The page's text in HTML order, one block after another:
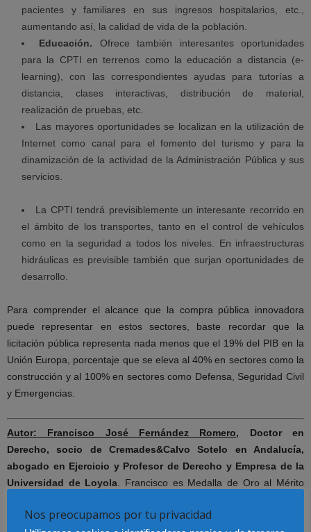
pacientes y familiares en sus ingresos hospitalarios, etc.,
aumentando así, la calidad de vida de la población.
Educación. Ofrece también interesantes oportunidades
para la CPTI en terrenos como la educación a distancia (e-
learning), con las correspondientes ayudas para tutorías a
distancia, clases interactivas, distribución de material,
realización de pruebas, etc.
Las mayores oportunidades se localizan en la utilización de
Internet como canal para el fomento del turismo y para la
dinamización de la actividad de la Administración Pública y sus
servicios.
La CPTI tendrá previsiblemente un interesante recorrido en
el ámbito de los transportes, tanto en el control de vehículos
como en la seguridad a todos los niveles. En infraestructuras
hidráulicas es previsible también que surjan oportunidades de
desarrollo.
Para comprender el alcance que la compra pública innovadora
puede representar en estos sectores, baste recordar que la
licitación pública representa nada menos que el 19% del PIB en la
Unión Europa, porcentaje que se eleva al 40% en sectores como la
construcción y al 100% en sectores como Defensa, Seguridad Civil
y Emergencias.
Autor: Francisco José Fernández Romero, Doctor en
Derecho, socio de Cremades&Calvo Sotelo en Andalucía,
abogado en Ejercicio y Profesor de Derecho y Empresa de la
Universidad de Loyola. Francisco es Medalla de Oro al Mérito
Consejo General de Profesionales de Seguridad y Salud en el
Nos preocupamos por tu privacidad